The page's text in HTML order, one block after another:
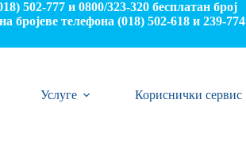
502-777 и 0800/323-320 бесплатан број
бројеве телефона (018) 502-618 и 239-774
Услуге Кориснички сервис